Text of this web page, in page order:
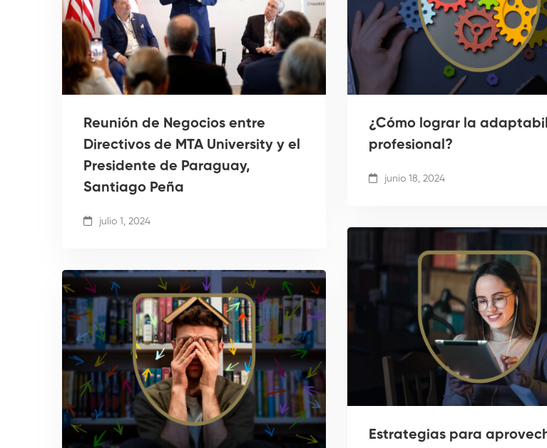
Reunión de Negocios entre
Directivos de MTA University y el
Presidente de Paraguay,
Santiago Peña
julio 1, 2024
¿Cómo lograr la
profesional?
junio 18, 2024
Estrategias para